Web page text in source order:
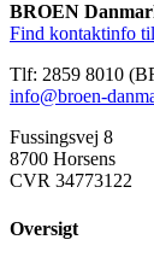
BROEN
Find kontaktinfo
Tlf: 2859 8010
info@broen-
Fussingsvej 8
8700 Horsens
CVR 34773122
Oversigt